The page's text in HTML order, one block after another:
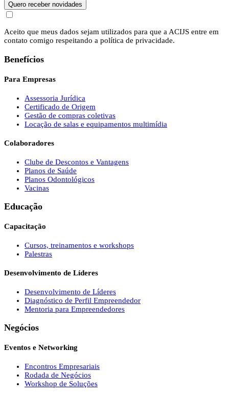
Quero receber novidades
Aceito que meus dados sejam utilizados para que a ACIJS entre em
contato comigo respeitando a política de privacidade.
Benefícios
Para Empresas
Assessoria Jurídica
Certificado de Origem
Gestão de compras coletivas
Locação de salas e equipamentos multimídia
Colaboradores
Clube de Descontos e Vantagens
Planos de Saúde
Planos Odontológicos
Vacinas
Educação
Capacitação
Cursos, treinamentos e workshops
Palestras
Desenvolvimento de Líderes
Desenvolvimento de Líderes
Diagnóstico de Perfil Empreendedor
Mentoria para Empreendedores
Negócios
Eventos e Networking
Encontros Empresariais
Rodada de Negócios
Workshop de Soluções